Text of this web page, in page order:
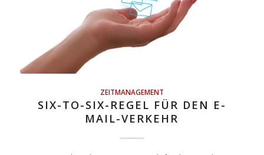
ZEITMANAGEMENT
SIX-TO-SIX-REGEL FÜR DEN E-
MAIL-VERKEHR